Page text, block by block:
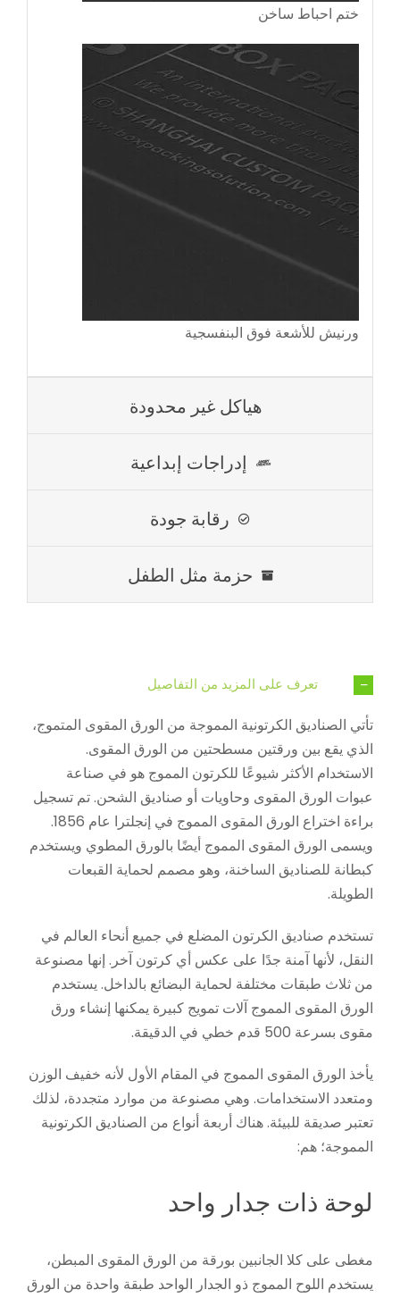
ختم احباط ساخن
ورنيش للأشعة فوق البنفسجية
هياكل غير محدودة
إدراجات إبداعية
رقابة جودة
حزمة مثل الطفل
تعرف على المزيد من التفاصيل
تأتي الصناديق الكرتونية المموجة من الورق المقوى المتموج،
الذي يقع بين ورقتين مسطحتين من الورق المقوى.
الاستخدام الأكثر شيوعًا للكرتون المموج هو في صناعة
عبوات الورق المقوى وحاويات أو صناديق الشحن. تم تسجيل
براءة اختراع الورق المقوى المموج في إنجلترا عام 1856.
ويسمى الورق المقوى المموج أيضًا بالورق المطوي ويستخدم
كبطانة للصناديق الساخنة، وهو مصمم لحماية القبعات
الطويلة.
تستخدم صناديق الكرتون المضلع في جميع أنحاء العالم في
النقل، لأنها آمنة جدًا على عكس أي كرتون آخر. إنها مصنوعة
من ثلاث طبقات مختلفة لحماية البضائع بالداخل. يستخدم
الورق المقوى المموج آلات تمويج كبيرة يمكنها إنشاء ورق
مقوى بسرعة 500 قدم خطي في الدقيقة.
يأخذ الورق المقوى المموج في المقام الأول لأنه خفيف الوزن
ومتعدد الاستخدامات. وهي مصنوعة من موارد متجددة، لذلك
تعتبر صديقة للبيئة. هناك أربعة أنواع من الصناديق الكرتونية
المموجة؛ هم:
لوحة ذات جدار واحد
مغطى على كلا الجانبين بورقة من الورق المقوى المبطن،
يستخدم اللوح المموج ذو الجدار الواحد طبقة واحدة من الورق